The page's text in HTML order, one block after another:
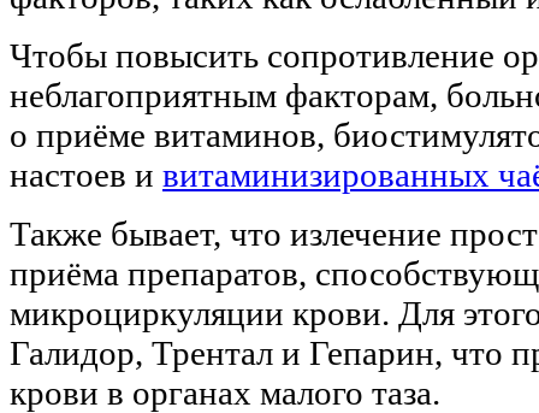
Чтобы повысить сопротивление
неблагоприятным факторам,
о приёме витаминов,
настоев и витаминизированных
Также бывает, что излечение
приёма препаратов,
микроциркуляции крови. Для
Галидор, Трентал и Гепарин, что
крови в органах малого таза.